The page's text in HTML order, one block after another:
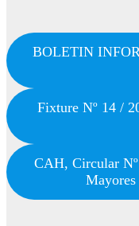
BOLETIN
Fixture Nº 14 /
CAH, Circular
Mayores